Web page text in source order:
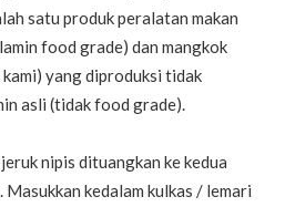
satu produk peralatan makan
food grade) dan mangkok
yang diproduksi tidak
asli (tidak food grade).
nipis dituangkan ke kedua
kedalam kulkas / lemari